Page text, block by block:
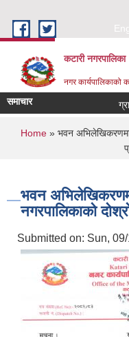
कटारी नगरपालिका
नगर कार्यपालिकाको
समाचार
You are here
Home » भवन अभिलेखिकरणमा
भवन
नगरपालिकाको
Submitted on: Sun,